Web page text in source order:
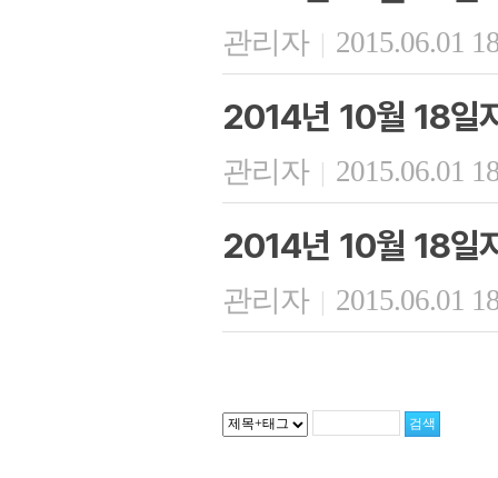
관리자 | 2015.06.01
2014년 10월 18일
관리자 | 2015.06.01
2014년 10월 18일
관리자 | 2015.06.01